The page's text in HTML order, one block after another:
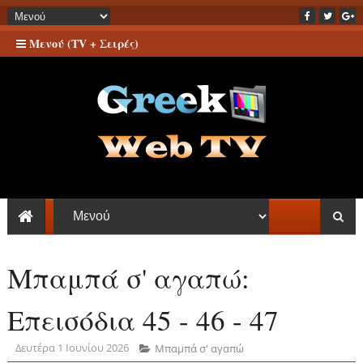
Μενού (TV + Σειρές)
Μπαμπά σ' αγαπώ:
Επεισόδια 45 - 46 - 47
Δευτέρα 1 Ιουνίου 2026 Μπαμπά σ' αγαπώ